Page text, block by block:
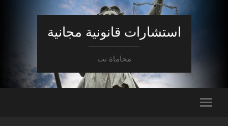
استشارات قانونية مجانية
محاماة نت